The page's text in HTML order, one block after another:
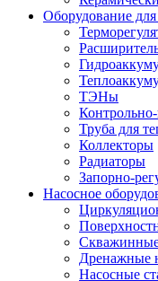
Оборудование
ТЭНы
Труба для
Коллекторы
Радиаторы
Запорно-
Насосное
Дренажные
Насосные